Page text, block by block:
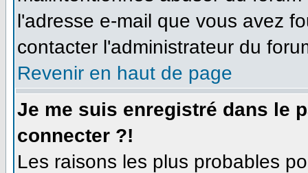
l'adresse e-mail que vous avez
contacter l'administrateur du
Revenir en haut de page
Je me suis enregistré dans le
connecter ?!
Les raisons les plus probables